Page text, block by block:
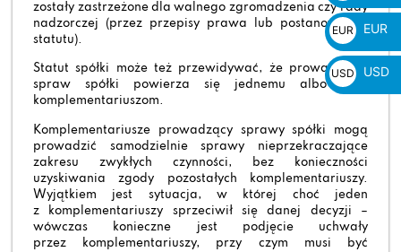
zostały zastrzeżone dla walnego zgromadzenia czy rady
nadzorczej (przez przepisy prawa lub postanowienia
statutu).
Statut spółki może też przewidywać, że prowadzenie
spraw spółki powierza się jednemu albo kilku
komplementariuszom.
Komplementariusze prowadzący sprawy spółki mogą
prowadzić samodzielnie sprawy nieprzekraczające
zakresu zwykłych czynności, bez konieczności
uzyskiwania zgody pozostałych komplementariuszy.
Wyjątkiem jest sytuacja, w której choć jeden
z komplementariuszy sprzeciwił się danej decyzji –
wówczas konieczne jest podjęcie uchwały
przez komplementariuszy, przy czym musi być
₴
EUR
€
EUR
USD
$
USD